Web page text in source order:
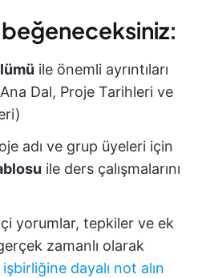
ile önemli ayrıntıları
Dal, Proje Tarihleri ve
adı ve grup üyeleri için
ile ders çalışmalarını
yorumlar, tepkiler ve ek
zamanlı olarak
işbirliğine dayalı not alın